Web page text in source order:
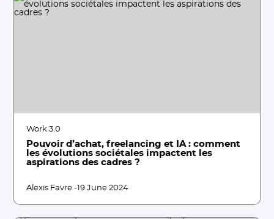
Work 3.0
Pouvoir d’achat, freelancing et IA : comment
les évolutions sociétales impactent les
aspirations des cadres ?
Alexis Favre - 19 June 2024